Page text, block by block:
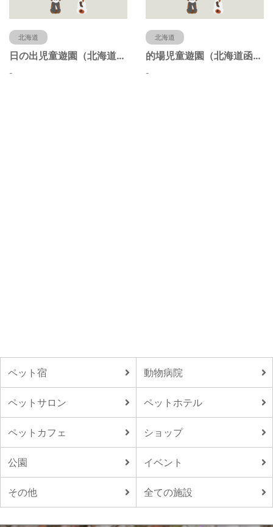
北海道
日の出児童遊園（北海道函館市）
-
北海道
的場児童遊園（北海道函館市）
-
ペット宿 動物病院
ペットサロン ペットホテル
ペットカフェ ショップ
公園 イベント
その他 全ての施設